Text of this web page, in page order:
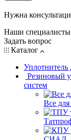
Нужна
Наши
Задать вопрос
Каталог
Уплотнитель
Резиновый
систем
Все